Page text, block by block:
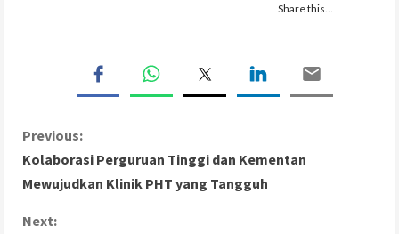
Share this…
C
o
n
Previous:
Kolaborasi Perguruan Tinggi dan Kementan
Mewujudkan Klinik PHT yang Tangguh
Next: